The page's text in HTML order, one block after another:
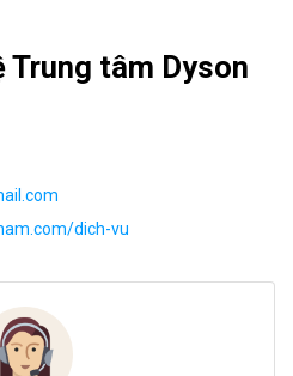
tâm Dyson
dich-vu